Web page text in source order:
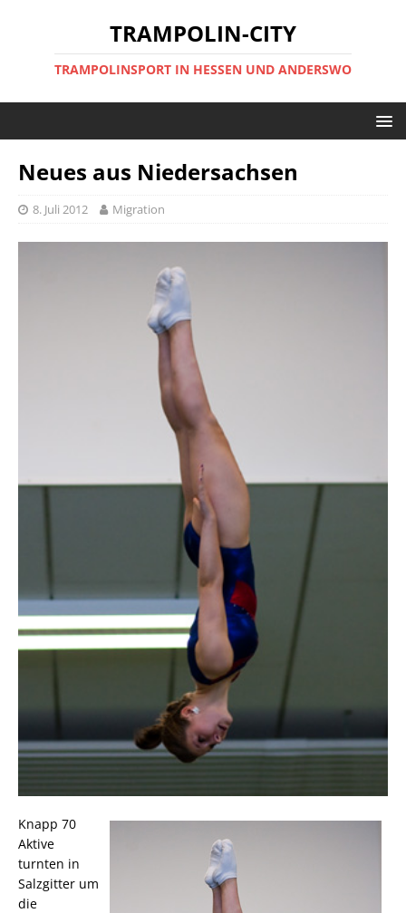
TRAMPOLIN-CITY
TRAMPOLINSPORT IN HESSEN UND ANDERSWO
Neues aus Niedersachsen
8. Juli 2012 Migration
Knapp 70
Aktive
turnten in
Salzgitter um
die